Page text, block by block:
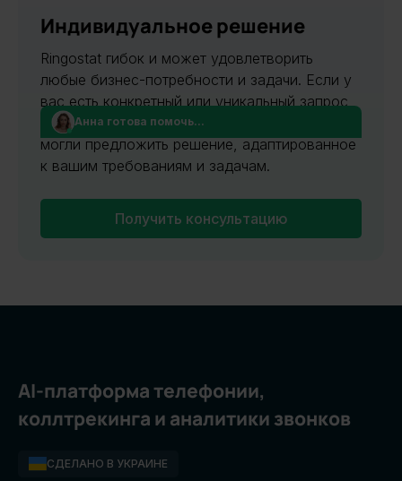
Индивидуальное решение
Ringostat гибок и может удовлетворить
любые бизнес-потребности и задачи. Если у
вас есть конкретный или уникальный запрос,
пожалуйста, свяжитесь с нами, чтобы мы
могли предложить решение, адаптированное
к вашим требованиям и задачам.
Получить консультацию
Анна готова помочь...
AI-платформа телефонии,
коллтрекинга и аналитики звонков
СДЕЛАНО В УКРАИНЕ